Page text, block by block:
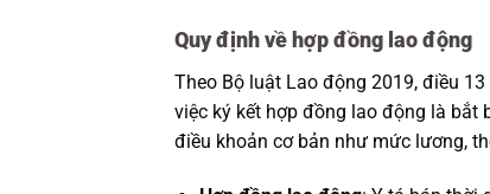
Quy định về hợp đồng lao động
Theo Bộ luật Lao động 2019, điều
việc ký kết hợp đồng lao động là bắt
điều khoản cơ bản như mức lương,